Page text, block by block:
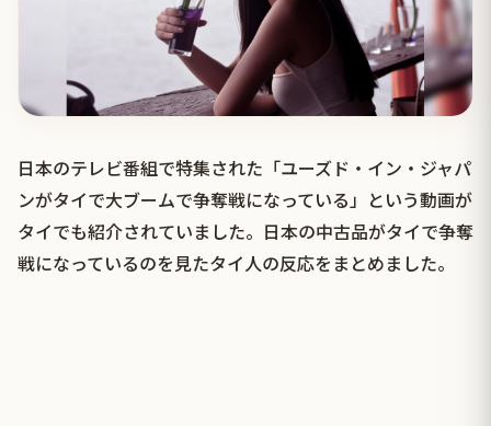
日本のテレビ番組で特集された「ユーズド・イン・ジャパ
ンがタイで大ブームで争奪戦になっている」という動画が
タイでも紹介されていました。日本の中古品がタイで争奪
戦になっているのを見たタイ人の反応をまとめました。